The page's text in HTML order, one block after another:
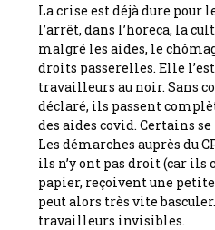
La crise est déjà dure pour
l’arrêt, dans l’horeca, la
malgré les aides, le
droits passerelles. Elle
travailleurs au noir. Sans
déclaré, ils passent
des aides covid. Certains
Les démarches auprès du
ils n’y ont pas droit (car ils
papier, reçoivent une
peut alors très vite
travailleurs invisibles.